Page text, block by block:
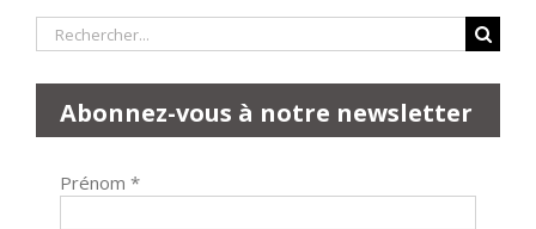
Rechercher:
Abonnez-vous à notre newsletter
Prénom *